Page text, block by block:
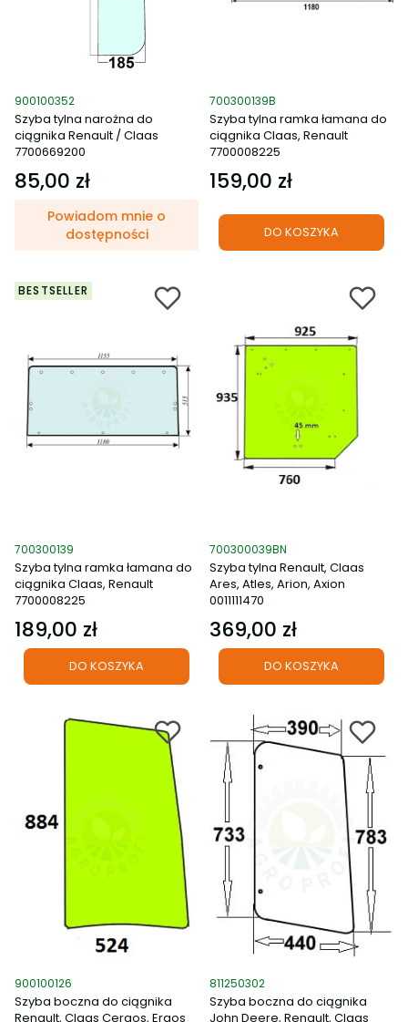
Kod produktu
900100352
Szyba tylna narożna do
ciągnika Renault / Claas
7700669200
Cena
85,00 zł
Powiadom mnie o
dostępności
Kod produktu
700300139B
Szyba tylna ramka łamana do
ciągnika Claas, Renault
7700008225
Cena
159,00 zł
DO KOSZYKA
BESTSELLER
Kod produktu
700300139
Szyba tylna ramka łamana do
ciągnika Claas, Renault
7700008225
Cena
189,00 zł
DO KOSZYKA
Kod produktu
700300039BN
Szyba tylna Renault, Claas
Ares, Atles, Arion, Axion
0011111470
Cena
369,00 zł
DO KOSZYKA
Kod produktu
900100126
Szyba boczna do ciągnika
Renault, Claas Cergos, Ergos
Kod produktu
811250302
Szyba boczna do ciągnika
John Deere, Renault, Claas